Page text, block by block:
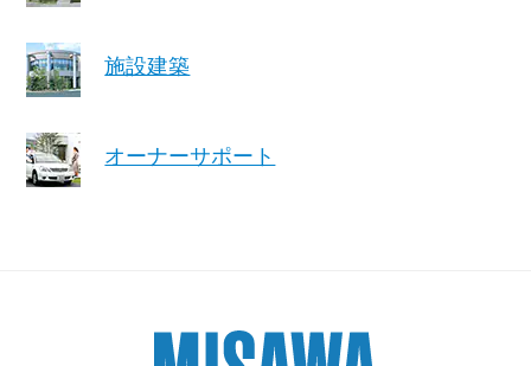
施設建築
オーナーサポート